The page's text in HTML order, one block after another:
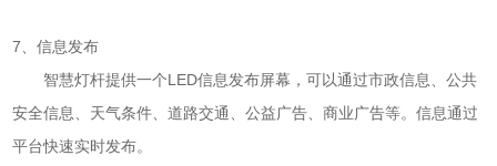
7、信息发布
智慧灯杆提供一个LED信息发布屏幕，可以通过市政信息、公共
安全信息、天气条件、道路交通、公益广告、商业广告等。信息通过
平台快速实时发布。